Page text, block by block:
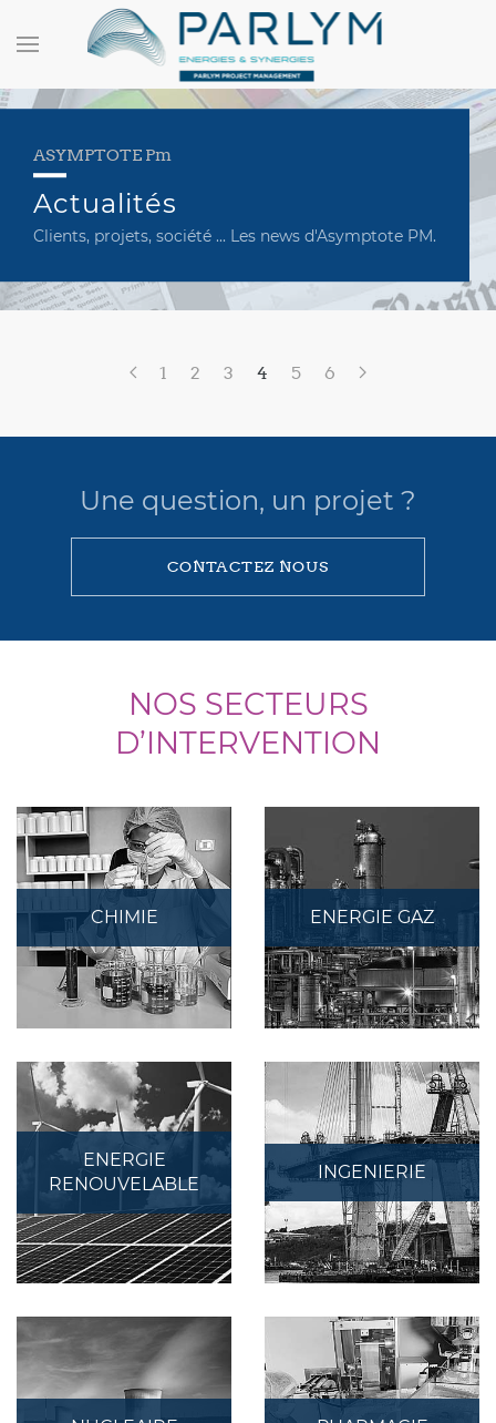
ASYMPTOTE Pm
Actualités
Clients, projets, société ... Les news d'Asymptote PM.
1 2 3 4 5 6
Une question, un projet ?
CONTACTEZ NOUS
NOS SECTEURS
D’INTERVENTION
CHIMIE ENERGIE GAZ
ENERGIE
RENOUVELABLE
INGENIERIE